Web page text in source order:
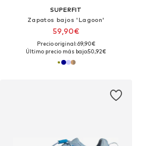
SUPERFIT
Zapatos bajos 'Lagoon'
59,90€
Precio original: 69,90€
Último precio más bajo:50,92€